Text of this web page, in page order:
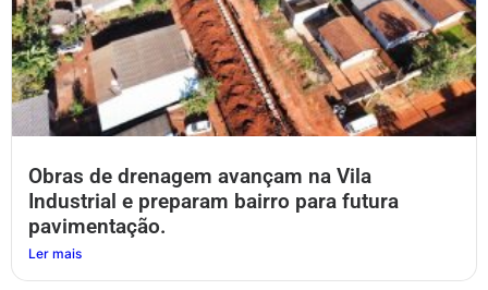
Obras de drenagem avançam na Vila
Industrial e preparam bairro para futura
pavimentação.
Ler mais